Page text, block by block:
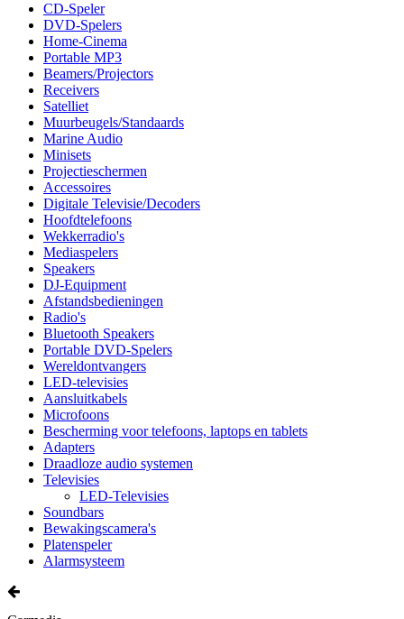
CD-Speler
DVD-Spelers
Home-Cinema
Portable MP3
Beamers/Projectors
Receivers
Satelliet
Muurbeugels/Standaards
Marine Audio
Minisets
Projectieschermen
Accessoires
Digitale Televisie/Decoders
Hoofdtelefoons
Wekkerradio's
Mediaspelers
Speakers
DJ-Equipment
Afstandsbedieningen
Radio's
Bluetooth Speakers
Portable DVD-Spelers
Wereldontvangers
LED-televisies
Aansluitkabels
Microfoons
Bescherming voor telefoons, laptops en tablets
Adapters
Draadloze audio systemen
Televisies
LED-Televisies
Soundbars
Bewakingscamera's
Platenspeler
Alarmsysteem